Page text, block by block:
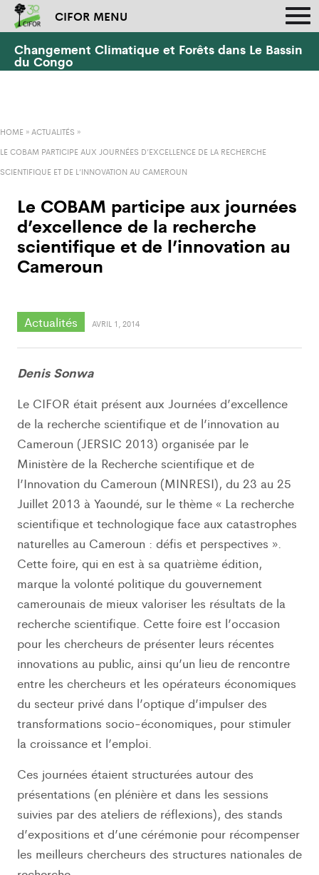
CIFOR MENU
Changement Climatique et Forêts dans Le Bassin
du Congo
HOME » ACTUALITÉS »
LE COBAM PARTICIPE AUX JOURNÉES D’EXCELLENCE DE LA RECHERCHE
SCIENTIFIQUE ET DE L’INNOVATION AU CAMEROUN
Le COBAM participe aux journées
d’excellence de la recherche
scientifique et de l’innovation au
Cameroun
Actualités AVRIL 1, 2014
Denis Sonwa
Le CIFOR était présent aux Journées d’excellence
de la recherche scientifique et de l’innovation au
Cameroun (JERSIC 2013) organisée par le
Ministère de la Recherche scientifique et de
l’Innovation du Cameroun (MINRESI), du 23 au 25
Juillet 2013 à Yaoundé, sur le thème « La recherche
scientifique et technologique face aux catastrophes
naturelles au Cameroun : défis et perspectives ».
Cette foire, qui en est à sa quatrième édition,
marque la volonté politique du gouvernement
camerounais de mieux valoriser les résultats de la
recherche scientifique. Cette foire est l’occasion
pour les chercheurs de présenter leurs récentes
innovations au public, ainsi qu’un lieu de rencontre
entre les chercheurs et les opérateurs économiques
du secteur privé dans l’optique d’impulser des
transformations socio-économiques, pour stimuler
la croissance et l’emploi.
Ces journées étaient structurées autour des
présentations (en plénière et dans les sessions
suivies par des ateliers de réflexions), des stands
d’expositions et d’une cérémonie pour récompenser
les meilleurs chercheurs des structures nationales de